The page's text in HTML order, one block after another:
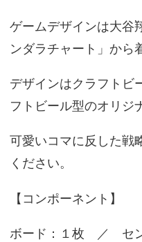
ゲームデザインは大谷
ンダラチャート」から
デザインはクラフトビ
フトビール型のオリジ
可愛いコマに反した戦
ください。
【コンポーネント】
ボード：１枚 ／ セ